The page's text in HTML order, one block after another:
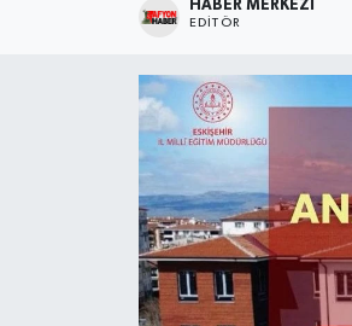
HABER MERKEZI
EDITÖR
Etkinlikler